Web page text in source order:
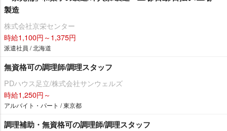
製造
株式会社京栄センター
時給1,100円～1,375円
派遣社員 / 北海道
無資格可の調理師/調理スタッフ
PDハウス足立/株式会社サンウェルズ
時給1,250円～
アルバイト・パート / 東京都
調理補助・無資格可の調理師/調理スタッフ